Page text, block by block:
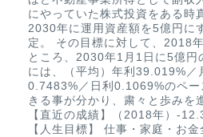
にやっていた株式投資をある時
2030年に運用資産額を5億円に
定。 その目標に対して、2018
ところ、2030年1月1日に5億円
には、（平均）年利39.019%／
0.7483%／日利0.1069%のペー
きる事が分かり、粛々と歩みを
【直近の成績】（2018年）-
【人生目標】 仕事・家庭・お